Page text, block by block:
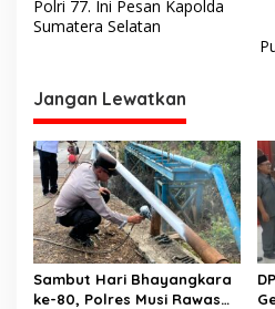
v
g
a
s
i
p
o
s
Polri 77. Ini Pesan Kapolda
Sumatera Selatan
Jangan Lewatkan
Sambut Hari Bhayangkara
ke-80, Polres Musi Rawas